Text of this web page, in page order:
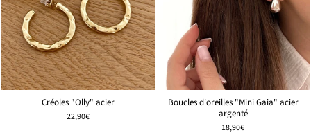
Créoles "Olly" acier
22,90€
Boucles d'oreilles "Mini Gaia" acier
argenté
18,90€